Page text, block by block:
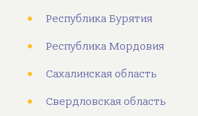
Республика Бурятия
Республика Мордовия
Сахалинская область
Свердловская область